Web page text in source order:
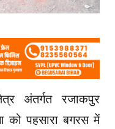
अंतर्गत रजाकपुर
को पहसारा बगरस में